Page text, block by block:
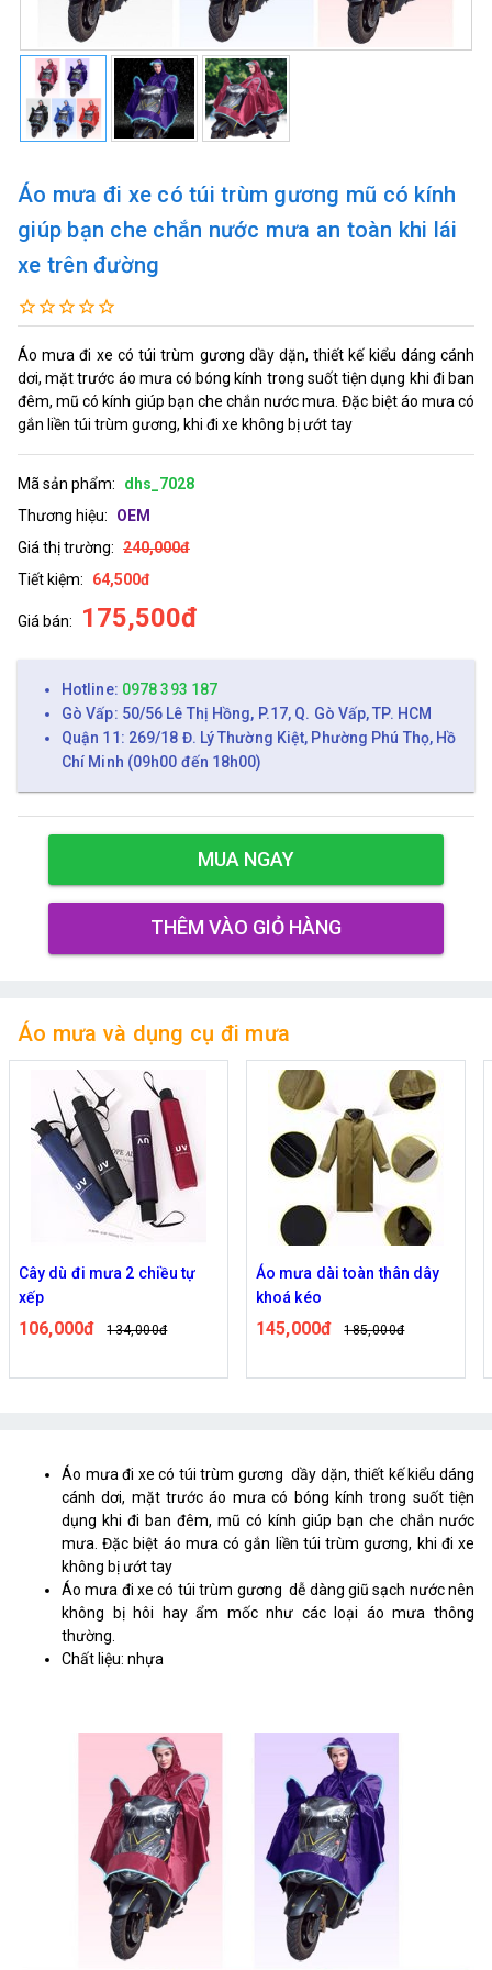
Áo mưa đi xe có túi trùm gương mũ có kính
giúp bạn che chắn nước mưa an toàn khi lái
xe trên đường
Áo mưa đi xe có túi trùm gương dầy dặn, thiết kế kiểu dáng cánh
dơi, mặt trước áo mưa có bóng kính trong suốt tiện dụng khi đi ban
đêm, mũ có kính giúp bạn che chắn nước mưa. Đặc biệt áo mưa có
gắn liền túi trùm gương, khi đi xe không bị ướt tay
Mã sản phẩm:
dhs_7028
Thương hiệu:
OEM
Giá thị trường: 240,000đ
Tiết kiệm:
64,500đ
Giá bán: 175,500đ
Hotline: 0978 393 187
Gò Vấp: 50/56 Lê Thị Hồng, P.17, Q. Gò Vấp, TP. HCM
Quận 11: 269/18 Đ. Lý Thường Kiệt, Phường Phú Thọ, Hồ
Chí Minh (09h00 đến 18h00)
MUA NGAY
THÊM VÀO GIỎ HÀNG
Áo mưa và dụng cụ đi mưa
tự
Áo mưa dài toàn thân dây
145,000đ 185,000đ
Cây dù che mưa
155,000đ
Áo mưa đi xe có túi trùm gương dầy dặn, thiết kế kiểu dáng
cánh dơi, mặt trước áo mưa có bóng kính trong suốt tiện
dụng khi đi ban đêm, mũ có kính giúp bạn che chắn nước
mưa. Đặc biệt áo mưa có gắn liền túi trùm gương, khi đi xe
không bị ướt tay
Áo mưa đi xe có túi trùm gương dễ dàng giũ sạch nước nên
không bị hôi hay ẩm mốc như các loại áo mưa thông
thường.
Chất liệu: nhựa